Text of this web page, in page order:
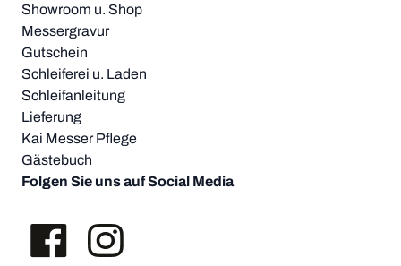
Showroom u. Shop
Messergravur
Gutschein
Schleiferei u. Laden
Schleifanleitung
Lieferung
Kai Messer Pflege
Gästebuch
Folgen Sie uns auf Social Media